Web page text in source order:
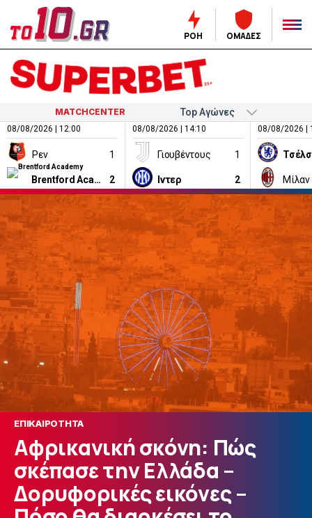
ΡΟΗ ΟΜΑΔΕΣ
MATCHCENTER
08/08/2026 | 12:00
Ρεν 1
Brentford Academy 2
08/08/2026 | 14:10
Γιουβέντους 1
Ιντερ 2
08/08/2026 |
Μίλαν
ΕΠΙΚΑΙΡΟΤΗΤΑ
Αφρικανική σκόνη: Πώς
σκέπασε την Ελλάδα –
Δορυφορικές εικόνες –